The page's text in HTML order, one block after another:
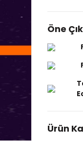
Öne
Ürün